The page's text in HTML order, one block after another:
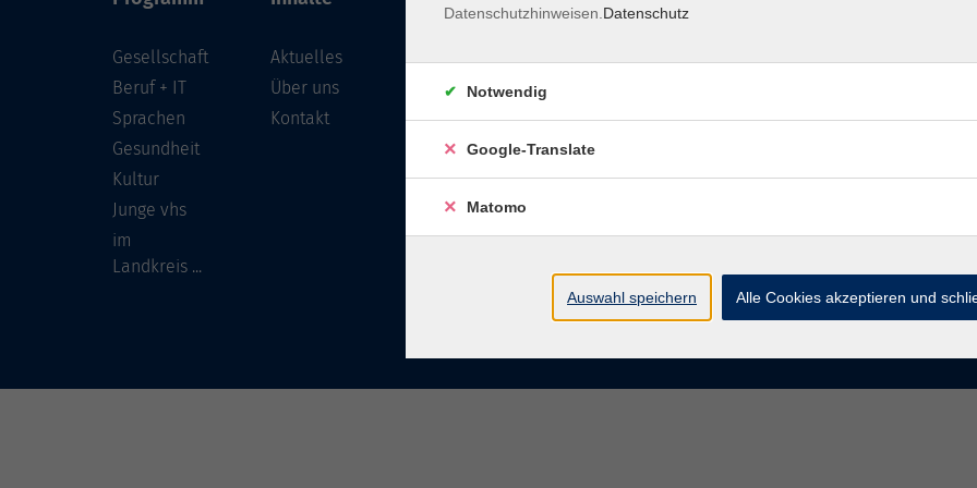
Gesellschaft
Beruf + IT
Sprachen
Gesundheit
Kultur
Junge vhs
im
Landkreis ...
Aktuelles
Über uns
Kontakt
96450 Coburg
info@vhs-coburg.de
Tel: 09561 8825-0
Datenschutzhinweisen. Datenschutz
Notwendig
Google-Translate
Matomo
Auswahl speichern Alle Cookies akzeptieren und